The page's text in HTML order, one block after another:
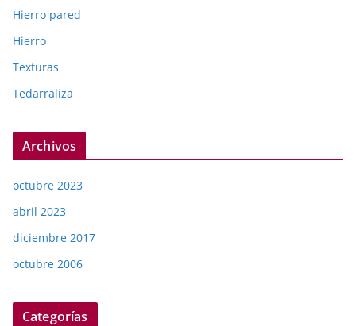
Hierro pared
Hierro
Texturas
Tedarraliza
Archivos
octubre 2023
abril 2023
diciembre 2017
octubre 2006
Categorías